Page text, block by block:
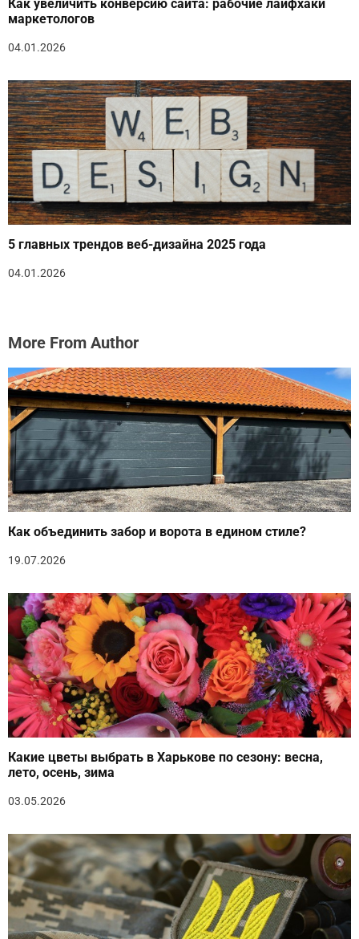
Как увеличить конверсию сайта: рабочие лайфхаки
маркетологов
04.01.2026
5 главных трендов веб-дизайна 2025 года
04.01.2026
More From Author
Как объединить забор и ворота в едином стиле?
19.07.2026
Какие цветы выбрать в Харькове по сезону: весна,
лето, осень, зима
03.05.2026